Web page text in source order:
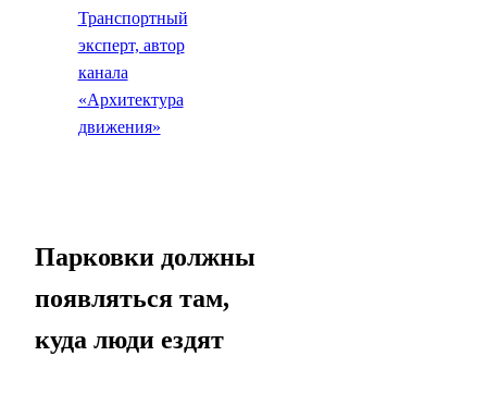
Транспортный
эксперт, автор
канала
«Архитектура
движения»
Парковки должны
появляться там,
куда люди ездят